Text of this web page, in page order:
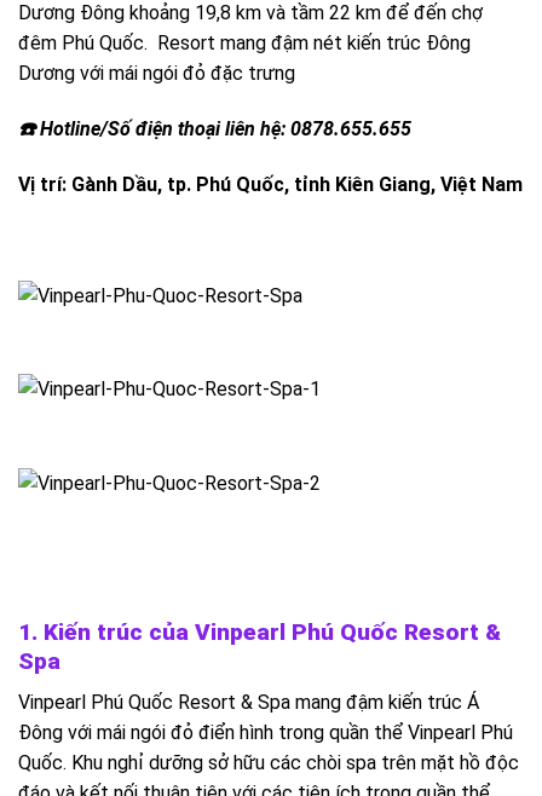
Dương Đông khoảng 19,8 km và tầm 22 km để đến chợ
đêm Phú Quốc. Resort mang đậm nét kiến trúc Đông
Dương với mái ngói đỏ đặc trưng
☎️ Hotline/Số điện thoại liên hệ: 0878.655.655
Vị trí: Gành Dầu, tp. Phú Quốc, tỉnh Kiên Giang, Việt Nam
1. Kiến trúc của Vinpearl Phú Quốc Resort &
Spa
Vinpearl Phú Quốc Resort & Spa mang đậm kiến trúc Á
Đông với mái ngói đỏ điển hình trong quần thể Vinpearl Phú
Quốc. Khu nghỉ dưỡng sở hữu các chòi spa trên mặt hồ độc